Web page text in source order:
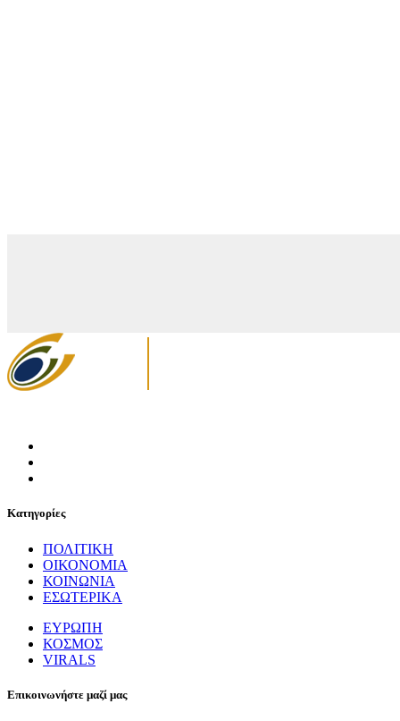
Κατηγορίες
ΠΟΛΙΤΙΚΗ
ΟΙΚΟΝΟΜΙΑ
ΚΟΙΝΩΝΙΑ
ΕΣΩΤΕΡΙΚΑ
ΕΥΡΩΠΗ
ΚΟΣΜΟΣ
VIRALS
Επικοινωνήστε μαζί μας